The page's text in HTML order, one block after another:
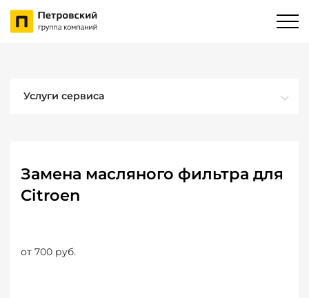
Услуги сервиса
Замена масляного фильтра для
Citroen
от 700 руб.